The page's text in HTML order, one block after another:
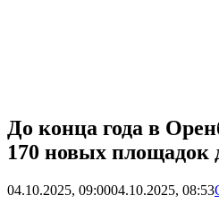
До конца года в
170 новых
04.10.2025, 09:0004.10.2025, 08:53